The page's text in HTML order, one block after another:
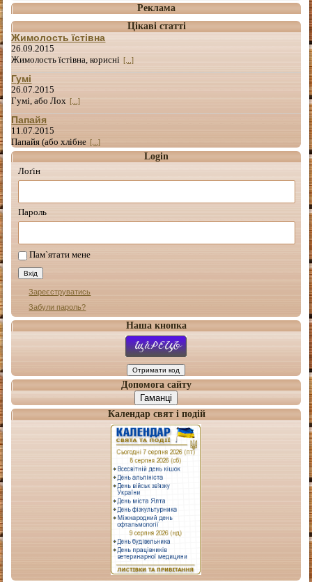
Реклама
Цікаві статті
Жимолость їстівна
26.09.2015
Жимолость їстівна, корисні [...]
Гумі
26.07.2015
Гумі, або Лох [...]
Папайя
11.07.2015
Папайя (або хлібне [...]
Login
Лоґін
Пароль
Пам`ятати мене
Зареєструватись
Забули пароль?
Наша кнопка
Допомога сайту
Гаманці
Календар свят і подій